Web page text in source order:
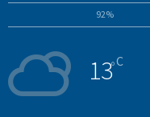
92%
13°C